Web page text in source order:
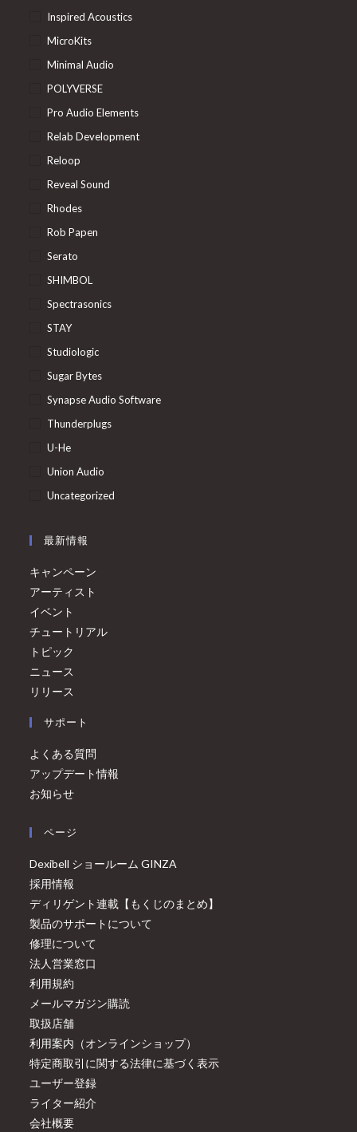
Inspired Acoustics
MicroKits
Minimal Audio
POLYVERSE
Pro Audio Elements
Relab Development
Reloop
Reveal Sound
Rhodes
Rob Papen
Serato
SHIMBOL
Spectrasonics
STAY
Studiologic
Sugar Bytes
Synapse Audio Software
Thunderplugs
U-He
Union Audio
Uncategorized
最新情報
キャンペーン
アーティスト
イベント
チュートリアル
トピック
ニュース
リリース
サポート
よくある質問
アップデート情報
お知らせ
ページ
Dexibell ショールーム GINZA
採用情報
ディリゲント連載【もくじのまとめ】
製品のサポートについて
修理について
法人営業窓口
利用規約
メールマガジン購読
取扱店舗
利用案内（オンラインショップ）
特定商取引に関する法律に基づく表示
ユーザー登録
ライター紹介
会社概要